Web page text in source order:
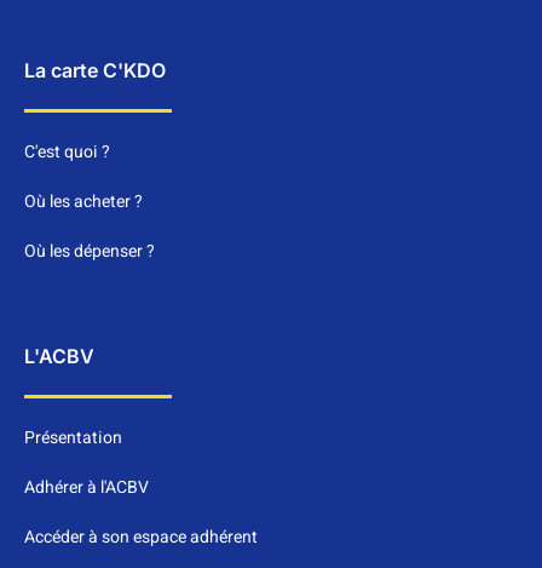
La carte C'KDO
C'est quoi ?
Où les acheter ?
Où les dépenser ?
L'ACBV
Présentation
Adhérer à l'ACBV
Accéder à son espace adhérent